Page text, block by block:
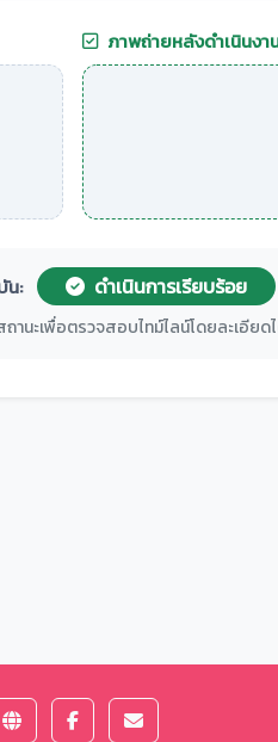
ภาพถ่ายหลังดำเนินงา
น: ดำเนินการเรียบร้อย
านะเพื่อตรวจสอบไทม์ไลน์โดยละเอียด